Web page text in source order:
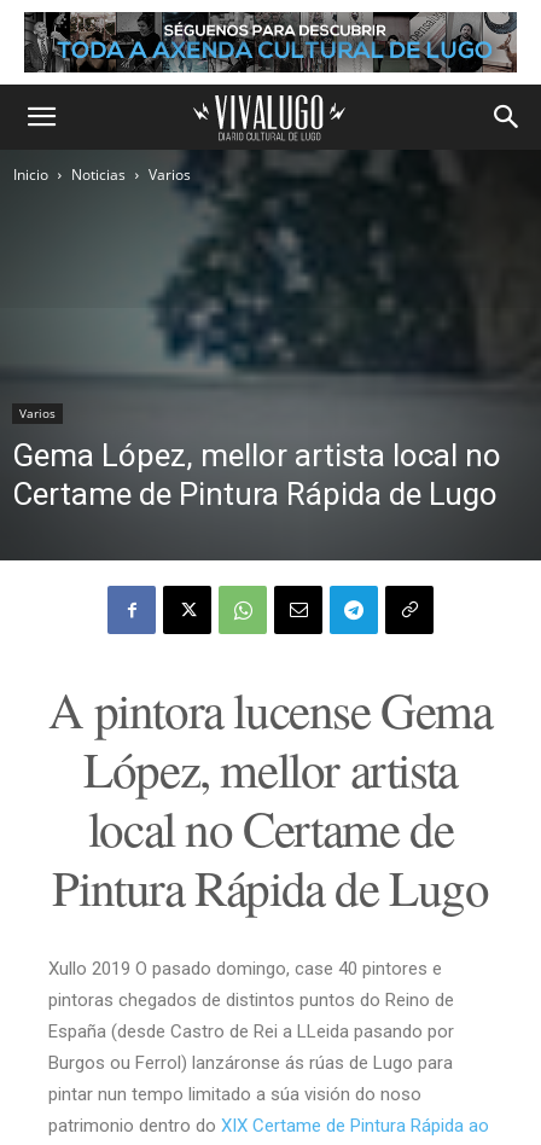
Inicio Noticias Varios
Varios
Gema López, mellor artista local no
Certame de Pintura Rápida de Lugo
A pintora lucense Gema
López, mellor artista
local no Certame de
Pintura Rápida de Lugo
Xullo 2019 O pasado domingo, case 40 pintores e
pintoras chegados de distintos puntos do Reino de
España (desde Castro de Rei a LLeida pasando por
Burgos ou Ferrol) lanzáronse ás rúas de Lugo para
pintar nun tempo limitado a súa visión do noso
patrimonio dentro do XIX Certame de Pintura Rápida ao